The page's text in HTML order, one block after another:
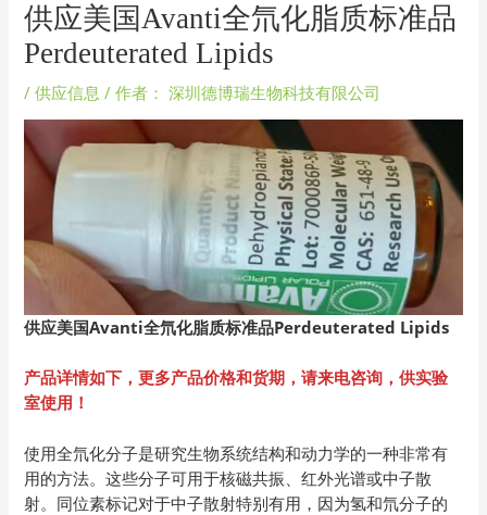
供应美国Avanti全氘化脂质标准品
Perdeuterated Lipids
/供应信息 / 作者： 深圳德博瑞生物科技有限公司
供应美国Avanti全氘化脂质标准品Perdeuterated Lipids
产品详情如下，更多产品价格和货期，请来电咨询，供实验
室使用！
使用全氘化分子是研究生物系统结构和动力学的一种非常有
用的方法。这些分子可用于核磁共振、红外光谱或中子散
射。同位素标记对于中子散射特别有用，因为氢和氘分子的